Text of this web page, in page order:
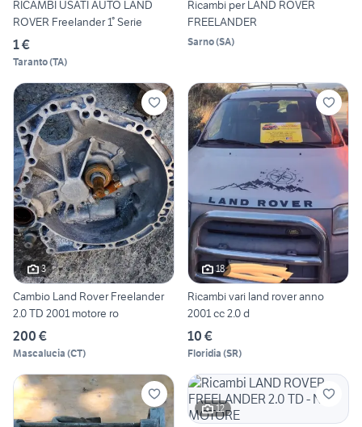
RICAMBI USATI AUTO LAND
ROVER Freelander 1° Serie
1 €
Taranto(TA)
Ricambi per LAND ROVER
FREELANDER
Sarno(SA)
3
Cambio Land Rover Freelander
2.0 TD 2001 motore ro
200 €
Mascalucia (CT)
18
Ricambi vari land rover anno
2001 cc 2.0 d
10 €
Floridia (SR)
12